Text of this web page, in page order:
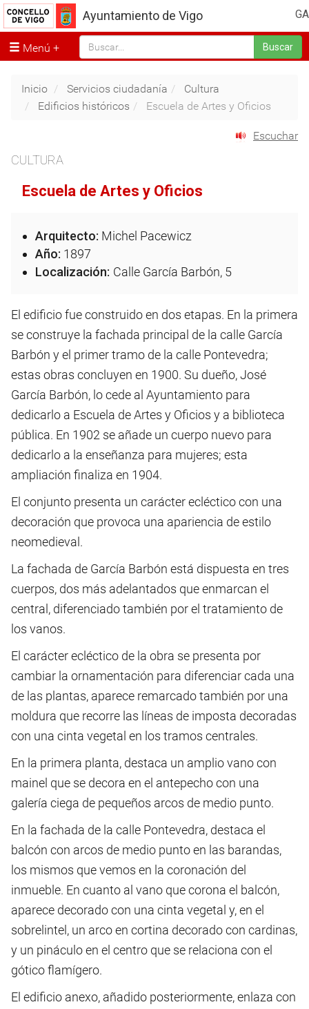
GA
Ayuntamiento de Vigo
Menú Buscar
Inicio Servicios ciudadanía
Cultura
Edificios históricos
Escuela de Artes y Oficios
Escuchar
CULTURA
Escuela de Artes y Oficios
Arquitecto: Michel Pacewicz
Año: 1897
Localización: Calle García Barbón, 5
El edificio fue construido en dos etapas. En la primera
se construye la fachada principal de la calle García
Barbón y el primer tramo de la calle Pontevedra;
estas obras concluyen en 1900. Su dueño, José
García Barbón, lo cede al Ayuntamiento para
dedicarlo a Escuela de Artes y Oficios y a biblioteca
pública. En 1902 se añade un cuerpo nuevo para
dedicarlo a la enseñanza para mujeres; esta
ampliación finaliza en 1904.
El conjunto presenta un carácter ecléctico con una
decoración que provoca una apariencia de estilo
neomedieval.
La fachada de García Barbón está dispuesta en tres
cuerpos, dos más adelantados que enmarcan el
central, diferenciado también por el tratamiento de
los vanos.
El carácter ecléctico de la obra se presenta por
cambiar la ornamentación para diferenciar cada una
de las plantas, aparece remarcado también por una
moldura que recorre las líneas de imposta decoradas
con una cinta vegetal en los tramos centrales.
En la primera planta, destaca un amplio vano con
mainel que se decora en el antepecho con una
galería ciega de pequeños arcos de medio punto.
En la fachada de la calle Pontevedra, destaca el
balcón con arcos de medio punto en las barandas,
los mismos que vemos en la coronación del
inmueble. En cuanto al vano que corona el balcón,
aparece decorado con una cinta vegetal y, en el
sobrelintel, un arco en cortina decorado con cardinas,
y un pináculo en el centro que se relaciona con el
gótico flamígero.
El edificio anexo, añadido posteriormente, enlaza con